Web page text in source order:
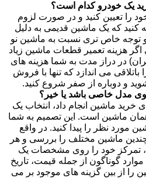
کدام است؟
کنید و در صورت لزوم
یک ماشین قدیمی به دلیل
خاص تری نسبت به ماشین نو
تعمیر قطعات ماشین زیاد
مدت به شما هزینه های
می اندازد که تنها با فروش
از صفر شروع کنید.
باشد یا خیر؟
انجام داد، انتخاب یک
است. این تصمیم به شما
را پیدا کنید. در واقع
مختلف را بررسی و هر
خود را روی مشخصات یک
از جمله قیمت، تاریخ
بین گزینه های موجود بر می